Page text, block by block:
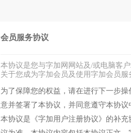
会员服务协议
本协议是您与字加网网站及/或电脑客
关于您成为字加会员及使用字加会员
为了保障您的权益，请在进行下一步
意并签署了本协议，并同意遵守本协议
本协议是《字加用户注册协议》的补